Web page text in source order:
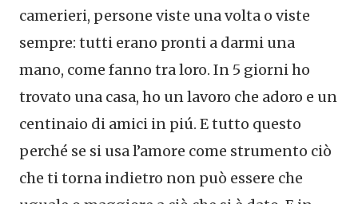
camerieri, persone viste una volta o viste
sempre: tutti erano pronti a darmi una
mano, come fanno tra loro. In 5 giorni ho
trovato una casa, ho un lavoro che adoro e un
centinaio di amici in piú. E tutto questo
perché se si usa l’amore come strumento ciò
che ti torna indietro non può essere che